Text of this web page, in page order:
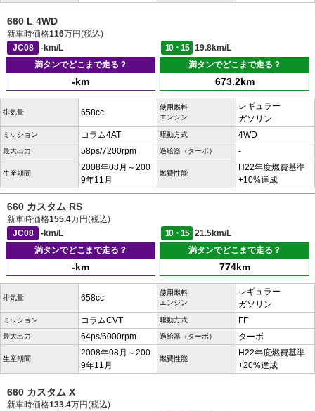
660 L 4WD
新車時価格116万円(税込)
JC08
-km/L 10・15
19.8km/L
満タンでどこまで走る？
-km
満タンでどこまで走る？
673.2km
排気量 658cc
使用燃料
エンジン
レギュラー
ガソリン
ミッション コラム4AT 駆動方式 4WD
最大出力 58ps/7200rpm 過給器（ターボ） -
生産期間
2008年08月～200
9年11月
燃費性能
H22年度燃費基準
+10%達成
660 カスタム RS
新車時価格155.4万円(税込)
JC08
-km/L 10・15
21.5km/L
満タンでどこまで走る？
-km
満タンでどこまで走る？
774km
排気量 658cc
使用燃料
エンジン
レギュラー
ガソリン
ミッション コラムCVT 駆動方式 FF
最大出力 64ps/6000rpm 過給器（ターボ） ターボ
生産期間
2008年08月～200
9年11月
燃費性能
H22年度燃費基準
+20%達成
660 カスタム X
新車時価格133.4万円(税込)